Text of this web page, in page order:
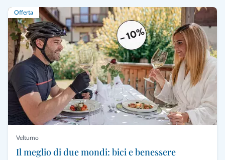
Offerta
Velturno
Il meglio di due mondi: bici e benessere